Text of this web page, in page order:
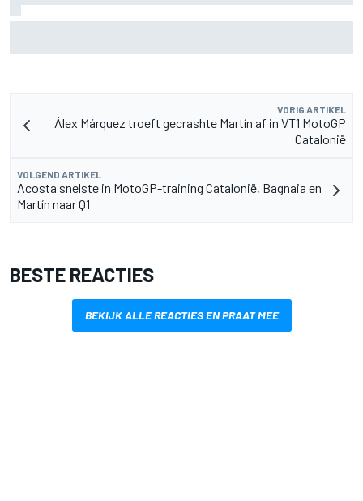
VORIG ARTIKEL
Álex Márquez troeft gecrashte Martín af in VT1 MotoGP
Catalonië
VOLGEND ARTIKEL
Acosta snelste in MotoGP-training Catalonië, Bagnaia en
Martín naar Q1
BESTE REACTIES
BEKIJK ALLE REACTIES EN PRAAT MEE